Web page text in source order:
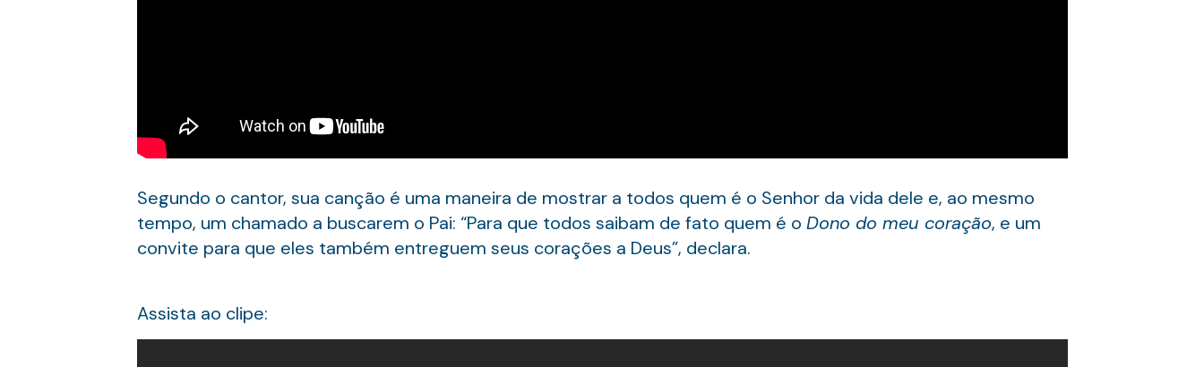
Segundo o cantor, sua canção é uma maneira de mostrar a todos quem é o Senhor da vida dele e, ao mesmo
tempo, um chamado a buscarem o Pai: “Para que todos saibam de fato quem é o Dono do meu coração, e um
convite para que eles também entreguem seus corações a Deus”, declara.
Assista ao clipe: